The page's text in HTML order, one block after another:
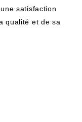
satisfaction
qualité et de sa